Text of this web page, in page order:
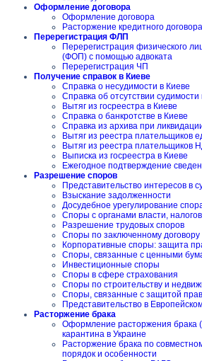
Оформление договора
Оформление договора
Расторжение кредитного договора
Перерегистрация ФЛП
Перерегистрация физического
(ФОП) с помощью адвоката
Перерегистрация ЧП
Получение справок в Киеве
Справка о несудимости в Киеве
Справка об отсутствии судимости
Вытяг из госреестра в Киеве
Справка о банкротстве в Киеве
Справка из архива при
Вытяг из реестра плательщиков
Вытяг из реестра плательщиков
Выписка из госреестра в Киеве
Ежегодное подтверждение
Разрешение споров
Представительство интересов в
Взыскание задолженности
Досудебное урегулирование
Споры с органами власти,
Разрешение трудовых споров
Споры по заключенному договору
Корпоративные споры: защита
Споры, связанные с ценными
Инвестиционные споры
Споры в сфере страхования
Споры по строительству и
Споры, связанные с защитой
Представительство в
Расторжение брака
Оформление расторжения брака
карантина в Украине
Расторжение брака по
порядок и особенности